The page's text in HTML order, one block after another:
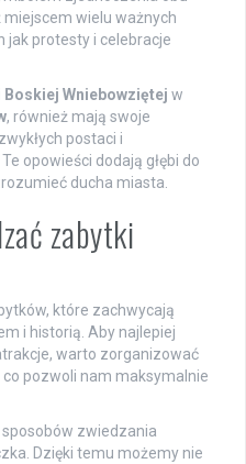
miejscem wielu ważnych
jak protesty i celebracje
Boskiej Wniebowziętej w
, również mają swoje
postaci i
opowieści dodają głębi do
ducha miasta.
zabytki
które zachwycają
i historią. Aby najlepiej
warto zorganizować
pozwoli nam maksymalnie
zwiedzania
Dzięki temu możemy nie